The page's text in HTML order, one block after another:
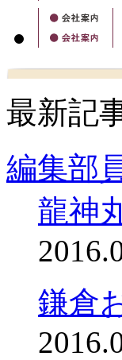
最新記
編集部
龍神
鎌倉